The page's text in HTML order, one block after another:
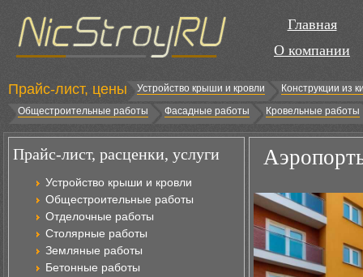
Главная
О компании
Прайс-лист, цены Устройство крыши и кровли
Конструкции из
Общестроительные работы
Фасадные работы Кровельные работы
Прайс-лист, расценки, услуги
Устройство крыши и кровли
Общестроительные работы
Отделочные работы
Столярные работы
Земляные работы
Бетонные работы